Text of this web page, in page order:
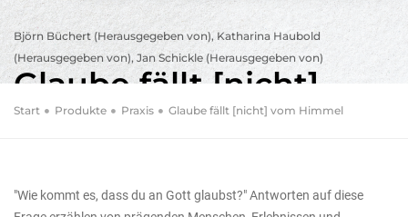
Björn Büchert (Herausgegeben von), Katharina Haubold
(Herausgegeben von), Jan Schickle (Herausgegeben von)
Glaube fällt [nicht]
vom Himmel
Start Produkte Praxis Glaube fällt [nicht] vom Himmel
"Wie kommt es, dass du an Gott glaubst?" Antworten auf diese